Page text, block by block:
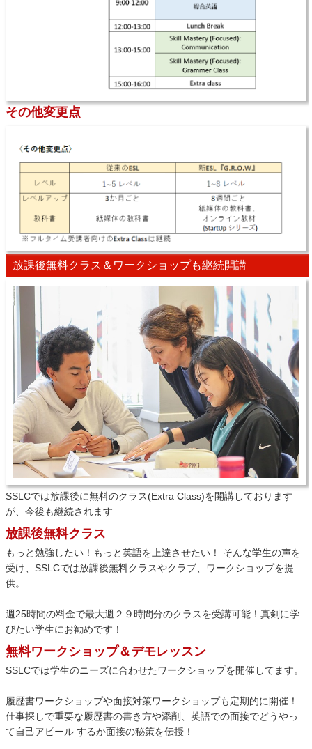
その他変更点
放課後無料クラス＆ワークショップも継続開講
SSLCでは放課後に無料のクラス(Extra Class)を開講しております
が、今後も継続されます
放課後無料クラス
もっと勉強したい！もっと英語を上達させたい！ そんな学生の声を
受け、SSLCでは放課後無料クラスやクラブ、ワークショップを提
供。
週25時間の料金で最大週２９時間分のクラスを受講可能！真剣に学
びたい学生にお勧めです！
無料ワークショップ＆デモレッスン
SSLCでは学生のニーズに合わせたワークショップを開催してます。
履歴書ワークショップや面接対策ワークショップも定期的に開催！
仕事探しで重要な履歴書の書き方や添削、英語での面接でどうやっ
て自己アピール するか面接の秘策を伝授！